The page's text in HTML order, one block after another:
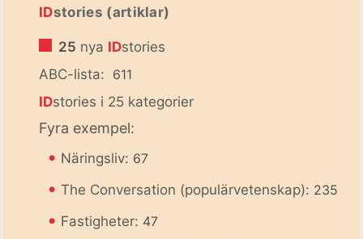
IDstories (artiklar)
25 nya IDstories
ABC-lista: 611
IDstories i 25 kategorier
Fyra exempel:
• Näringsliv: 67
• The Conversation (populärvetenskap): 235
• Fastigheter: 47